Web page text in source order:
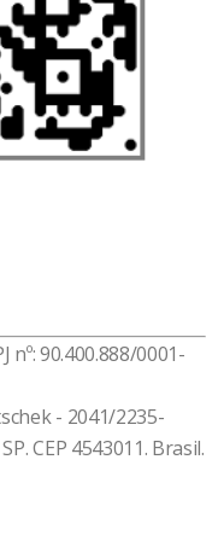
financeira e tome
a crédito,
limites e
nº: 90.400.888/0001-
- 2041/2235-
CEP 4543011. Brasil.